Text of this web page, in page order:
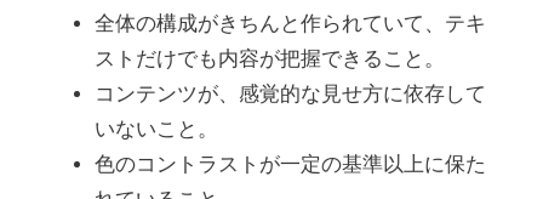
全体の構成がきちんと作られていて、テキ
ストだけでも内容が把握できること。
コンテンツが、感覚的な見せ方に依存して
いないこと。
色のコントラストが一定の基準以上に保た